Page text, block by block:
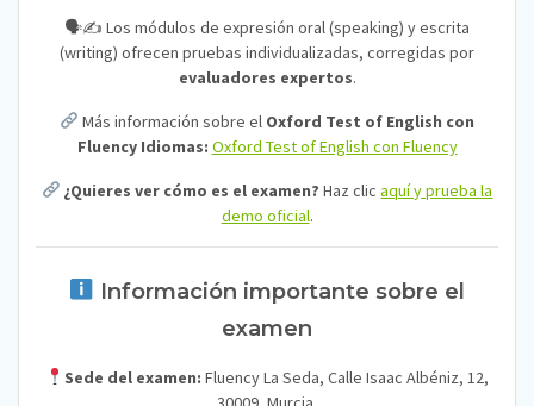
🗣✍️ Los módulos de expresión oral (speaking) y escrita
(writing) ofrecen pruebas individualizadas, corregidas por
evaluadores expertos.
Más información sobre el Oxford Test of English con
Fluency Idiomas: Oxford Test of English con Fluency
¿Quieres ver cómo es el examen? Haz clicaquí y prueba la
demo oficial.
Información importante sobre el
examen
Sede del examen: Fluency La Seda, Calle Isaac Albéniz, 12,